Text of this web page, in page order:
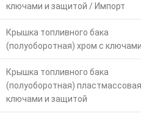
ключами и защитой / Импорт
Крышка топливного бака
(полуоборотная) хром с ключами
Крышка топливного бака
(полуоборотная)
ключами и защитой